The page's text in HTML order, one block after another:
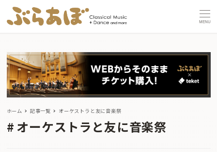
MENU
ホーム 記事一覧 オーケストラと友に音楽祭
オーケストラと友に音楽祭